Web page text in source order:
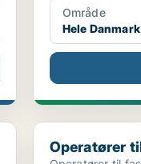
Område
Hele Danmark
... Operatører til
Operatører